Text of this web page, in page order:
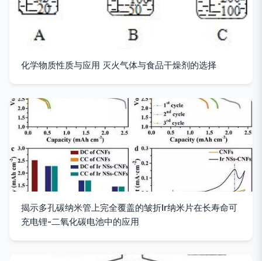
化学物质性质与应用 灭火气体与食品干燥剂的选择
揭示多孔碳纳米管上完全覆盖的皱折Ir纳米片在长寿命可
充电锂-二氧化碳电池中的应用